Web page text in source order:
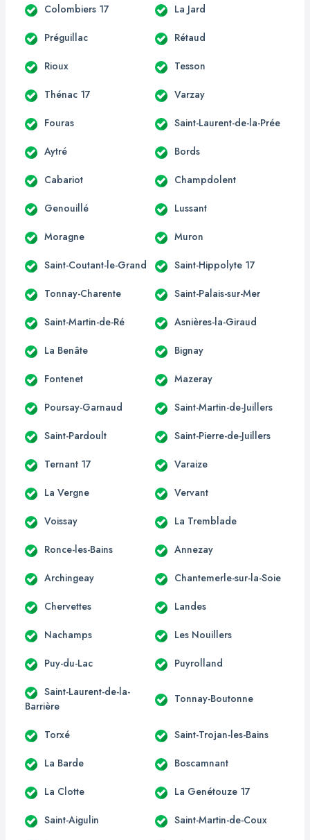
Colombiers 17 La Jard
Préguillac Rétaud
Rioux Tesson
Thénac 17 Varzay
Fouras Saint-Laurent-de-la-Prée
Aytré Bords
Cabariot Champdolent
Genouillé Lussant
Moragne Muron
Saint-Coutant-le-Grand Saint-Hippolyte 17
Tonnay-Charente Saint-Palais-sur-Mer
Saint-Martin-de-Ré Asnières-la-Giraud
La Benâte Bignay
Fontenet Mazeray
Poursay-Garnaud Saint-Martin-de-Juillers
Saint-Pardoult Saint-Pierre-de-Juillers
Ternant 17 Varaize
La Vergne Vervant
Voissay La Tremblade
Ronce-les-Bains Annezay
Archingeay Chantemerle-sur-la-Soie
Chervettes Landes
Nachamps Les Nouillers
Puy-du-Lac Puyrolland
Saint-Laurent-de-la-
Barrière
Tonnay-Boutonne
Torxé Saint-Trojan-les-Bains
La Barde Boscamnant
La Clotte La Genétouze 17
Saint-Aigulin Saint-Martin-de-Coux